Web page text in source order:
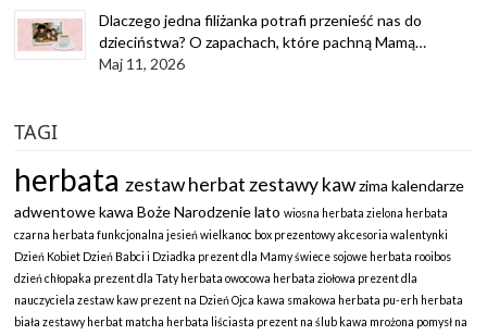
Dlaczego jedna filiżanka potrafi przenieść nas do
dzieciństwa? O zapachach, które pachną Mamą…
Maj 11, 2026
TAGI
herbata zestaw herbat zestawy kawzimakalendarze
adwentowekawaBoże Narodzenielatowiosna herbata zielona herbata
czarna herbata funkcjonalnajesieńwielkanoc box prezentowyakcesoriawalentynki
Dzień Kobiet Dzień Babci i Dziadka prezent dla Mamyświece sojowe herbata rooibos
dzień chłopaka prezent dla Taty herbata owocowa herbata ziołowa prezent dla
nauczycielazestaw kaw prezent na Dzień Ojca kawa smakowa herbata pu-erh herbata
białazestawy herbat matcha herbata liściasta prezent na ślub kawa mrożona pomysł na